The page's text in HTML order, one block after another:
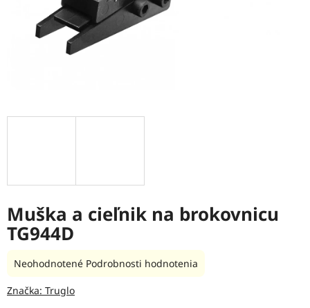
Muška a cieľnik na brokovnicu
TG944D
Priemerné
produktu
Neohodnotené Podrobnosti hodnotenia
Značka: Truglo